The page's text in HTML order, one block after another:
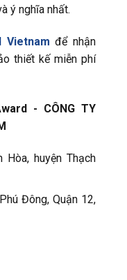
ý nghĩa nhất.
Vietnam để nhận
thiết kế miễn phí
- CÔNG TY
Hòa, huyện Thạch
Đông, Quận 12,